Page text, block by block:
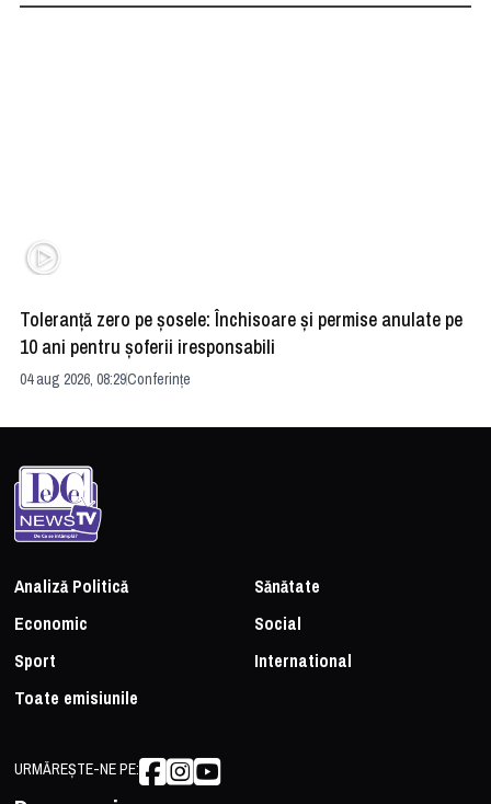
Toleranță zero pe șosele: Închisoare și permise anulate pe
10 ani pentru șoferii iresponsabili
04 aug 2026, 08:29Conferințe
Analiză Politică
Sănătate
Economic
Social
Sport
International
Toate emisiunile
URMĂREȘTE-NE PE: